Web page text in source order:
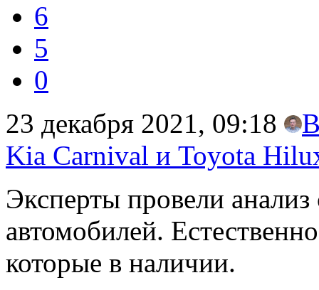
6
5
0
23 декабря 2021, 09:18
Kia Carnival и Toyota
Эксперты провели
автомобилей.
которые в наличии.